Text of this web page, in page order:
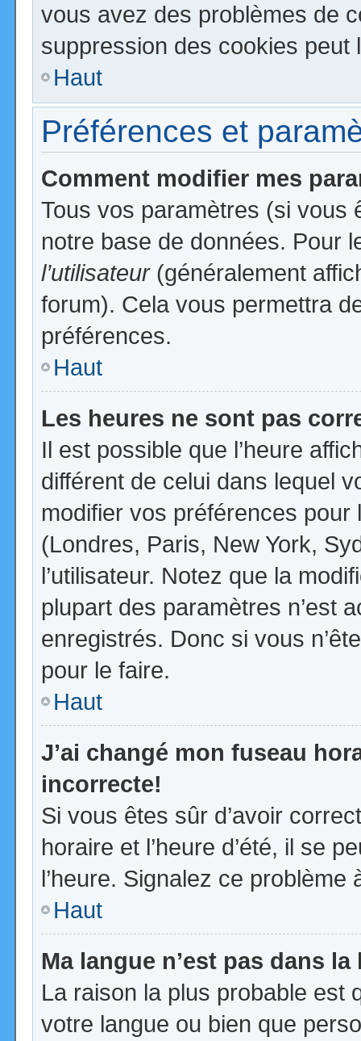
vous avez des problèmes de
suppression des cookies peut
Haut
Préférences et
Comment modifier mes
Tous vos paramètres (si vous
notre base de données. Pour
l’utilisateur(généralement
forum). Cela vous permettra
préférences.
Haut
Les heures ne sont pas
Il est possible que l’heure
différent de celui dans lequel
modifier vos préférences
(Londres, Paris, New York,
l’utilisateur. Notez que la
plupart des paramètres n’est
enregistrés. Donc si vous
pour le faire.
Haut
J’ai changé mon fuseau
incorrecte!
Si vous êtes sûr d’avoir
horaire et l’heure d’été, il se
l’heure. Signalez ce problème
Haut
Ma langue n’est pas dans la
La raison la plus probable est
votre langue ou bien que